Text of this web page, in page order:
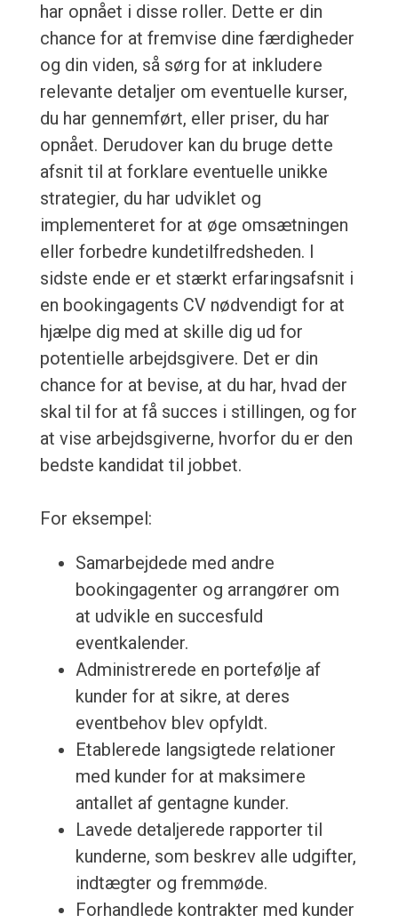
har opnået i disse roller. Dette er din
chance for at fremvise dine færdigheder
og din viden, så sørg for at inkludere
relevante detaljer om eventuelle kurser,
du har gennemført, eller priser, du har
opnået. Derudover kan du bruge dette
afsnit til at forklare eventuelle unikke
strategier, du har udviklet og
implementeret for at øge omsætningen
eller forbedre kundetilfredsheden. I
sidste ende er et stærkt erfaringsafsnit i
en bookingagents CV nødvendigt for at
hjælpe dig med at skille dig ud for
potentielle arbejdsgivere. Det er din
chance for at bevise, at du har, hvad der
skal til for at få succes i stillingen, og for
at vise arbejdsgiverne, hvorfor du er den
bedste kandidat til jobbet.
For eksempel:
Samarbejdede med andre
bookingagenter og arrangører om
at udvikle en succesfuld
eventkalender.
Administrerede en portefølje af
kunder for at sikre, at deres
eventbehov blev opfyldt.
Etablerede langsigtede relationer
med kunder for at maksimere
antallet af gentagne kunder.
Lavede detaljerede rapporter til
kunderne, som beskrev alle udgifter,
indtægter og fremmøde.
Forhandlede kontrakter med kunder